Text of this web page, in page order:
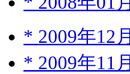
* 2009年12月
* 2009年11月